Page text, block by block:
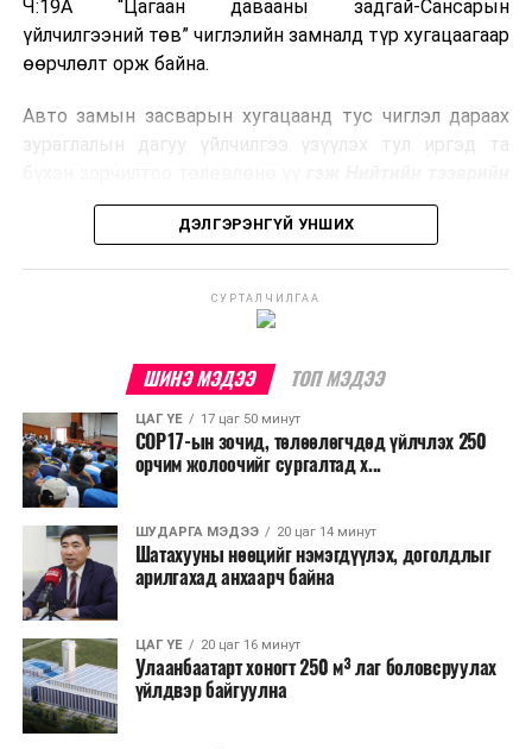
ашигладаг бол Нидерландад төвлөрсөн лаг
боловсруулах үйлдвэрүүдээр дулаан, цахилгаан
Ийнхүү лаг хатаах, шатаах технологийг лагийн
улсад өргөн ашиглаж байна.
Ч:19А “Цагаан давааны задгай-Сансарын
үйлчилгээний төв” чиглэлийн замналд түр хугацаагаар
өөрчлөлт орж байна.
Авто замын засварын хугацаанд тус чиглэл дараах
зураглалын дагуу үйлчилгээ үзүүлэх тул иргэд та
бодлогын газраас мэдээллээ.
ДЭЛГЭРЭНГҮЙ УНШИХ
СУРТАЛЧИЛГАА
ШИНЭ МЭДЭЭ ТОП МЭДЭЭ
ЦАГ ҮЕ 17 цаг 50 минут
COP17-ын зочид, төлөөлөгчдөд үйлчлэх 250
орчим жолоочийг сургалтад х...
ШУДАРГА МЭДЭЭ 20 цаг 14 минут
Шатахууны нөөцийг нэмэгдүүлэх, доголдлыг
арилгахад анхаарч байна
ЦАГ ҮЕ 20 цаг 16 минут
Улаанбаатарт хоногт 250 м³ лаг боловсруулах
үйлдвэр байгуулна